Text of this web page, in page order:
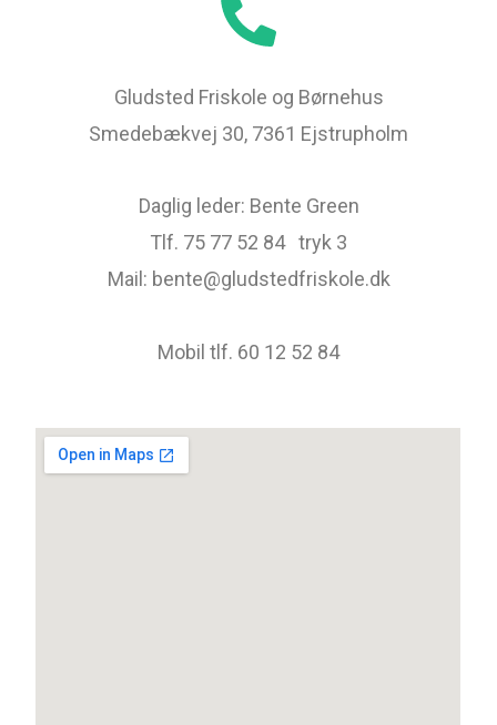
Gludsted Friskole og Børnehus
Smedebækvej 30, 7361 Ejstrupholm
Daglig leder: Bente Green
Tlf. 75 77 52 84 tryk 3
Mail: bente@gludstedfriskole.dk
Mobil tlf. 60 12 52 84